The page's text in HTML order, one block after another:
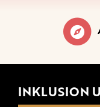
INKLUSION